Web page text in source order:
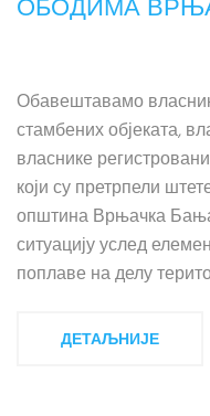
ОБОДИМА
Обавештавамо
стамбених објеката,
власнике
који су претрпели
општина Врњачка
ситуацију услед
поплаве на делу
ДЕТАЉНИЈЕ